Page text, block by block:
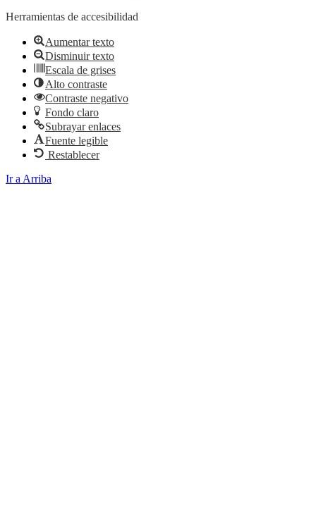
Herramientas de accesibilidad
Aumentar texto
Disminuir texto
Escala de grises
Alto contraste
Contraste negativo
Fondo claro
Subrayar enlaces
Fuente legible
Restablecer
Ir a Arriba